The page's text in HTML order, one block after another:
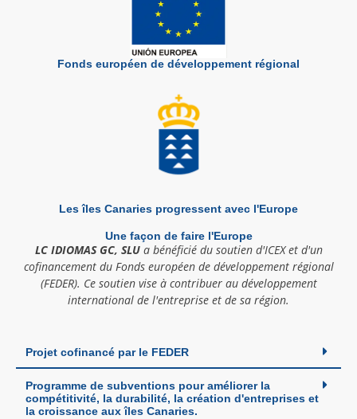
Fonds européen de développement régional
Les îles Canaries progressent avec l'Europe
Une façon de faire l'Europe
LC IDIOMAS GC, SLUa bénéficié du soutien d'ICEX et d'un
cofinancement du Fonds européen de développement régional
(FEDER). Ce soutien vise à contribuer au développement
international de l'entreprise et de sa région.
Projet cofinancé par le FEDER
Programme de subventions pour améliorer la
compétitivité, la durabilité, la création d'entreprises et
la croissance aux îles Canaries.